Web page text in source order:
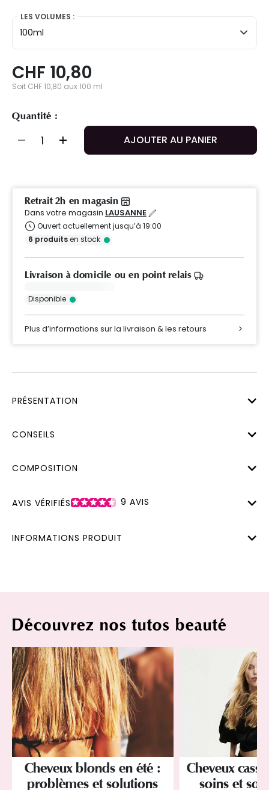
LES VOLUMES :
100ml
CHF 10,80
Soit CHF 10,80 aux 100 ml
Quantité :
AJOUTER AU PANIER
Retrait 2h en magasin
Dans votre magasin LAUSANNE
Ouvert actuellement jusqu’à 19:00
6 produitsen stock
Livraison à domicile ou en point relais
Disponible
Plus d’informations sur la livraison & les retours
PRÉSENTATION
CONSEILS
COMPOSITION
AVIS VÉRIFIÉS 9 AVIS
INFORMATIONS PRODUIT
Découvrez nos tutos beauté
Cheveux blonds en été :
problèmes et solutions
Cheveux
soins et